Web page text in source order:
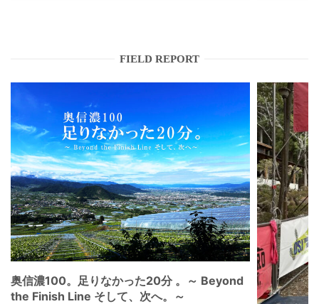
FIELD REPORT
奥信濃100。足りなかった20分 。～ Beyond
the Finish Line そして、次へ。～